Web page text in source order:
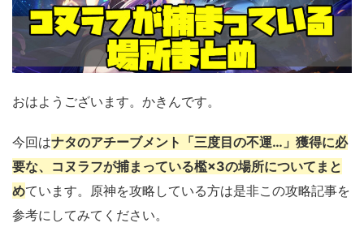
おはようございます。かきんです。
今回はナタのアチーブメント「三度目の不運…」獲得に必
要な、コヌラフが捕まっている檻×3の場所についてまと
めています。原神を攻略している方は是非この攻略記事を
参考にしてみてください。